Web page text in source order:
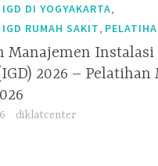
DI YOGYAKARTA
RUMAH SAKIT
Manajemen Instalasi
2026 – Pelatihan
diklatcenter